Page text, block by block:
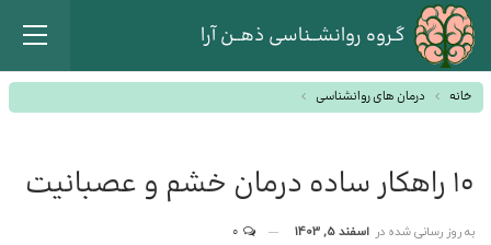
گـروه روانشــناسی ذهــن آرا
خانه درمان های روانشناسی
10 راهکار ساده درمان خشم و عصبانیت
به روز رسانی شده در اسفند 5, 1403